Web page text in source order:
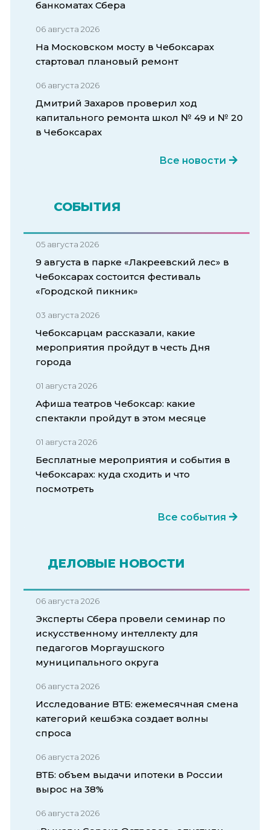
банкоматах Сбера
06 августа 2026
На Московском мосту в Чебоксарах
стартовал плановый ремонт
06 августа 2026
Дмитрий Захаров проверил ход
капитального ремонта школ № 49 и № 20
в Чебоксарах
Все новости
СОБЫТИЯ
05 августа 2026
9 августа в парке «Лакреевский лес» в
Чебоксарах состоится фестиваль
«Городской пикник»
03 августа 2026
Чебоксарцам рассказали, какие
мероприятия пройдут в честь Дня
города
01 августа 2026
Афиша театров Чебоксар: какие
спектакли пройдут в этом месяце
01 августа 2026
Бесплатные мероприятия и события в
Чебоксарах: куда сходить и что
посмотреть
Все события
ДЕЛОВЫЕ НОВОСТИ
06 августа 2026
Эксперты Сбера провели семинар по
искусственному интеллекту для
педагогов Моргаушского
муниципального округа
06 августа 2026
Исследование ВТБ: ежемесячная смена
категорий кешбэка создает волны
спроса
06 августа 2026
ВТБ: объем выдачи ипотеки в России
вырос на 38%
06 августа 2026